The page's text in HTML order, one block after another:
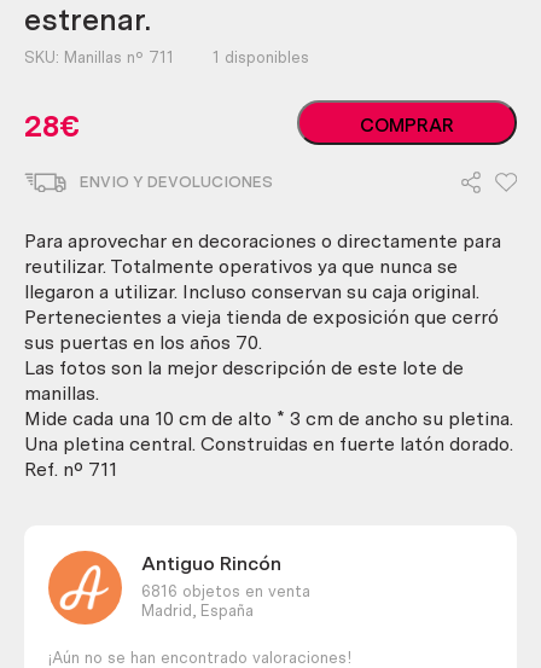
estrenar.
SKU: Manillas nº 711 1 disponibles
28€
Manillas.
Tiradores
Años
70.
Nuevas
a
cantidad
COMPRAR
ENVIO Y DEVOLUCIONES
Para aprovechar en decoraciones o directamente para
reutilizar. Totalmente operativos ya que nunca se
llegaron a utilizar. Incluso conservan su caja original.
Pertenecientes a vieja tienda de exposición que cerró
sus puertas en los años 70.
Las fotos son la mejor descripción de este lote de
manillas.
Mide cada una 10 cm de alto * 3 cm de ancho su pletina.
Una pletina central. Construidas en fuerte latón dorado.
Ref. nº 711
Antiguo Rincón
6816 objetos en venta
Madrid,
España
¡Aún no se han encontrado valoraciones!